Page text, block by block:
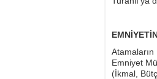
Atamaların
Emniyet
(İkmal,